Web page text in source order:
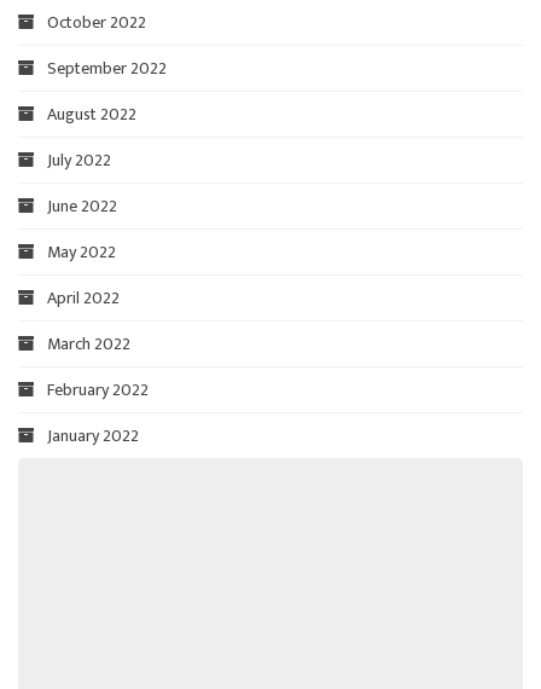
October 2022
September 2022
August 2022
July 2022
June 2022
May 2022
April 2022
March 2022
February 2022
January 2022